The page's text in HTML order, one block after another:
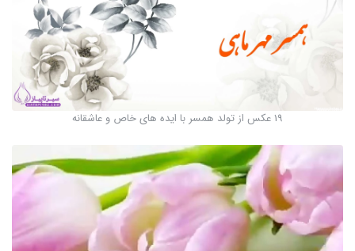
19 عکس از تولد همسر با ایده های خاص و عاشقانه